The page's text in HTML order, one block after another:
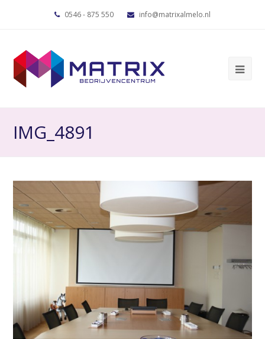
0546 - 875 550 info@matrixalmelo.nl
IMG_4891